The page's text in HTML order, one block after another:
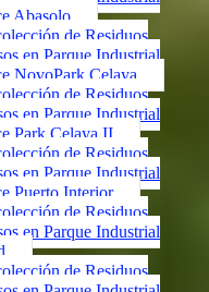
Abasolo
de Residuos
en Parque Industrial
NovoPark Celaya
de Residuos
en Parque Industrial
Park Celaya II
de Residuos
en Parque Industrial
Puerto Interior
de Residuos
en Parque Industrial
de Residuos